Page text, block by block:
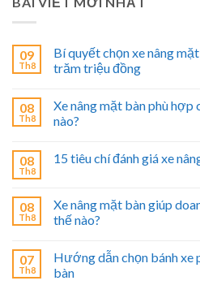
09
Th8
Bí quyết chọn xe nâng
trăm triệu đồng
08
Th8
Xe nâng mặt bàn phù
nào?
08
Th8
15 tiêu chí đánh giá xe
08
Th8
Xe nâng mặt bàn giúp
thế nào?
07
Th8
Hướng dẫn chọn bánh xe
bàn